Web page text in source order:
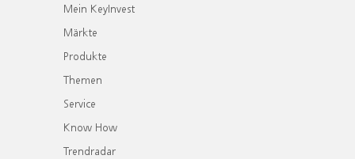
Mein KeyInvest
Märkte
Produkte
Themen
Service
Know How
Trendradar